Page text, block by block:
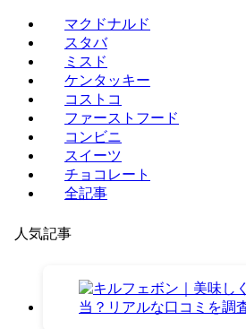
マクドナルド
スタバ
ミスド
ケンタッキー
コストコ
ファーストフード
コンビニ
スイーツ
チョコレート
全記事
人気記事